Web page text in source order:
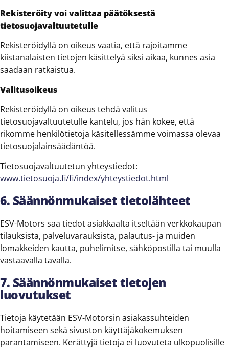
Rekisteröity voi valittaa päätöksestä
tietosuojavaltuutetulle
Rekisteröidyllä on oikeus vaatia, että rajoitamme
kiistanalaisten tietojen käsittelyä siksi aikaa, kunnes asia
saadaan ratkaistua.
Valitusoikeus
Rekisteröidyllä on oikeus tehdä valitus
tietosuojavaltuutetulle kantelu, jos hän kokee, että
rikomme henkilötietoja käsitellessämme voimassa olevaa
tietosuojalainsäädäntöä.
Tietosuojavaltuutetun yhteystiedot:
www.tietosuoja.fi/fi/index/yhteystiedot.html
6. Säännönmukaiset tietolähteet
ESV-Motors saa tiedot asiakkaalta itseltään verkkokaupan
tilauksista, palveluvarauksista, palautus- ja muiden
lomakkeiden kautta, puhelimitse, sähköpostilla tai muulla
vastaavalla tavalla.
7. Säännönmukaiset tietojen
luovutukset
Tietoja käytetään ESV-Motorsin asiakassuhteiden
hoitamiseen sekä sivuston käyttäjäkokemuksen
parantamiseen. Kerättyjä tietoja ei luovuteta ulkopuolisille